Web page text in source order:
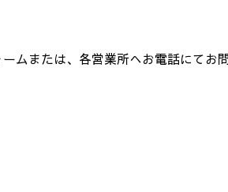
ムまたは、各営業所へお電話にてお